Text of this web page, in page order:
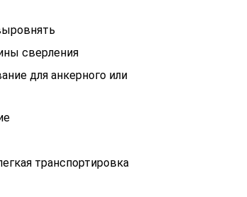
сверления
для анкерного или
транспортировка